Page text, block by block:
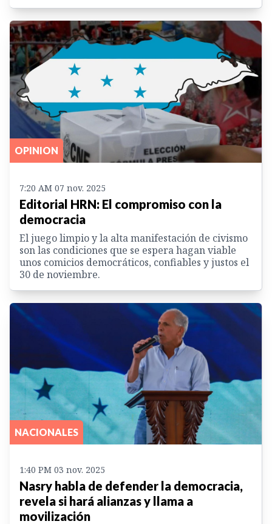
OPINION
7:20 AM 07 nov. 2025
Editorial HRN: El compromiso con la
democracia
El juego limpio y la alta manifestación de civismo
son las condiciones que se espera hagan viable
unos comicios democráticos, confiables y justos el
30 de noviembre.
NACIONALES
1:40 PM 03 nov. 2025
Nasry habla de defender la democracia,
revela si hará alianzas y llama a
movilización